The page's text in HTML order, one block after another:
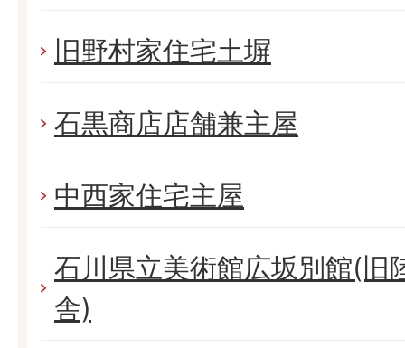
旧野村家住宅土塀
石黒商店店舗兼主屋
中西家住宅主屋
石川県立美術館広坂別館(旧
舎)